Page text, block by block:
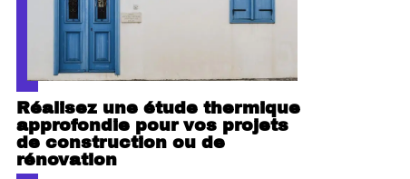
Réalisez une étude thermique
approfondie pour vos projets
de construction ou de
rénovation